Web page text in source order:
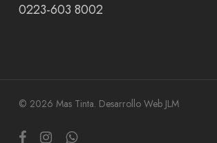
0223-603 8002
© 2026 Mas Tinta. Desarrollo Web JLM
facebookinstagramwhatsapp